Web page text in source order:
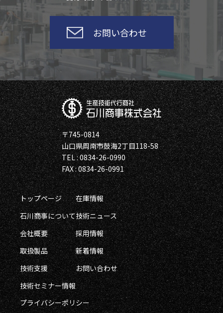
お問い合わせ
〒745-0814
山口県周南市鼓海2丁目118-58
TEL : 0834-26-0990
FAX : 0834-26-0991
トップページ
石川商事について
会社概要
取扱製品
技術支援
技術セミナー情報
在庫情報
技術ニュース
採用情報
新着情報
お問い合わせ
プライバシーポリシー